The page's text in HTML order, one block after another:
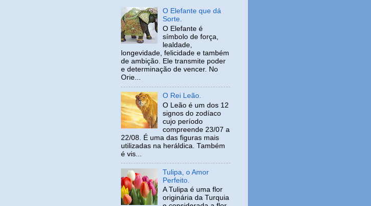
O Elefante que dá
Sorte.
O Elefante é
símbolo de força,
lealdade,
longevidade, felicidade e também
de ambição. Ele transmite poder
e determinação de vencer. No
Orie...
O Rei Leão.
O Leão é um dos 12
signos do zodíaco
cujo período
compreende 23/07 a
22/08. É uma das figuras mais
utilizadas na heráldica. Também
é vis...
Tulipa, o Amor
Perfeito.
A Tulipa é uma flor
originária da Turquia